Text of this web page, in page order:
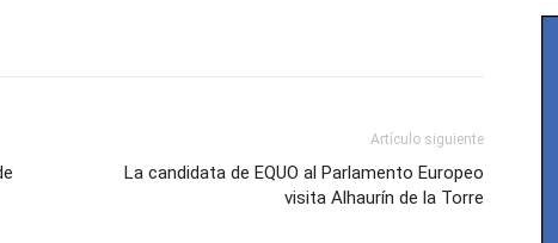
Artículo siguiente
La candidata de EQUO al Parlamento Europeo
visita Alhaurín de la Torre